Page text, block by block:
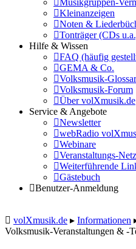
Musikgruppen-
Kleinanzeigen
Noten &
Tonträger (CDs
Hilfe & Wissen
FAQ (häufig
GEMA & Co.
Volksmusik-Glossar
Volksmusik-Forum
Über volXmusik.de
Service & Angebote
Newsletter
webRadio
Webinare
Veranstaltungs-
Weiterführende
Gästebuch
Benutzer-Anmeldung
volXmusik.de ▸ Informationen
Volksmusik-Veranstaltungen & -